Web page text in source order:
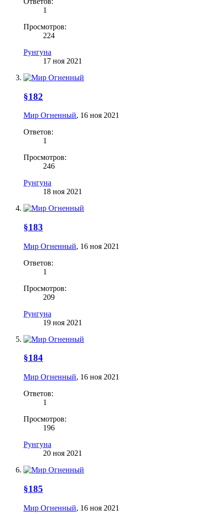
1
Просмотров:
224
Рунгуна
17 ноя 2021
§182
Мир Огненный, 16 ноя 2021
Ответов:
1
Просмотров:
246
Рунгуна
18 ноя 2021
§183
Мир Огненный, 16 ноя 2021
Ответов:
1
Просмотров:
209
Рунгуна
19 ноя 2021
§184
Мир Огненный, 16 ноя 2021
Ответов:
1
Просмотров:
196
Рунгуна
20 ноя 2021
§185
Мир Огненный, 16 ноя 2021